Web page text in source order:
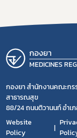
กองยา
MEDICINES
กองยา สำนักงานคณะกร
สาธารณสุข
88/24 ถนนติวานนท์ อำเ
Website
Policy